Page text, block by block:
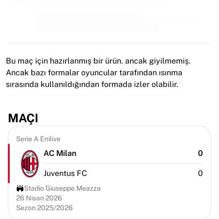
OL Lyonnes
Paris Saint-Germain Feminines
Arsenal WFC
Öne çıkanlar
Charlotte Hornets
Chicago Bulls
LA Clippers
Portland Trail Blazers
Virtus Bologna
Tüm basketbolu görüntüle
Öne çıkan NBA takımları
Charlotte Hornets
Bu maç için hazırlanmış bir ürün. ancak giyilmemiş.
Ancak bazı formalar oyuncular tarafından ısınma
sırasında kullanıldığından formada izler olabilir.
MAÇI
Serie A Enilive
AC Milan 0
Juventus FC 0
Stadio Giuseppe Meazza
26 Nisan 2026
Sezon 2025/2026